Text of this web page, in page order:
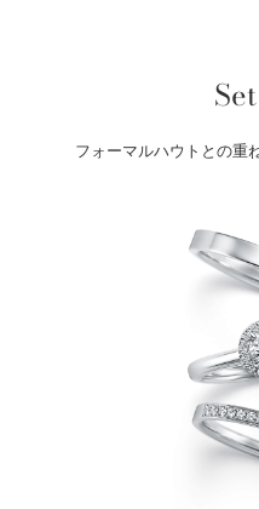
フォーマルハウトとの重